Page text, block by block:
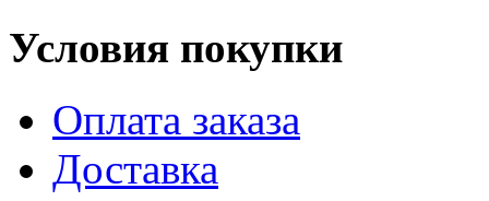
Условия покупки
Оплата заказа
Доставка